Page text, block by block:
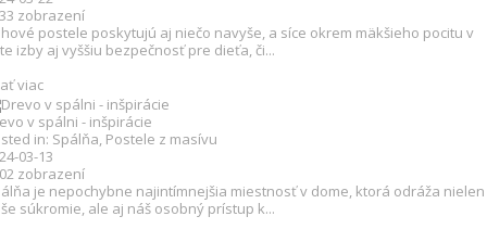
zobrazení
postele poskytujú aj niečo navyše, a síce okrem mäkšieho pocitu v
izby aj vyššiu bezpečnosť pre dieťa, či...
viac
v spálni - inšpirácie
in: Spálňa Postele z masívu
03-13
zobrazení
je nepochybne najintímnejšia miestnosť v dome, ktorá odráža nielen
súkromie, ale aj náš osobný prístup k...